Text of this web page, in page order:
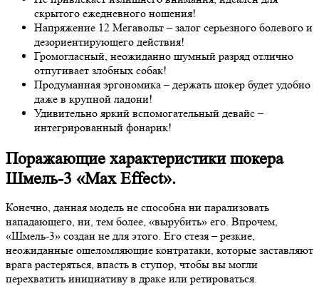
скрытого ежедневного ношения!
Напряжение 12 Мегавольт – залог серьезного болевого и
дезориентирующего действия!
Громогласный, неожиданно шумный разряд отлично
отпугивает злобных собак!
Продуманная эргономика – держать шокер будет удобно
даже в крупной ладони!
Удивительно яркий вспомогательный девайс –
интегрированный фонарик!
Поражающие характеристики шокера
Шмель-3 «Max Effect».
Конечно, данная модель не способна ни парализовать
нападающего, ни, тем более, «вырубить» его. Впрочем,
«Шмель-3» создан не для этого. Его стезя – резкие,
неожиданные ошеломляющие контратаки, которые заставляют
врага растеряться, впасть в ступор, чтобы вы могли
перехватить инициативу в драке или ретироваться.